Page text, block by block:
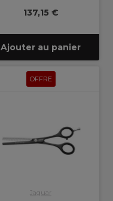
137,15 €
Ajouter au panier
OFFRE
Jaguar